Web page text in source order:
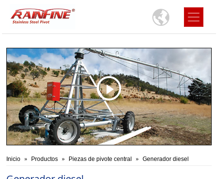
Inicio Productos Piezas de pivote central Generador diesel